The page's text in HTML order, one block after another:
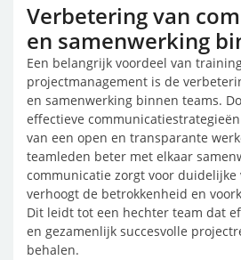
Verbetering van
en samenwerking
Een belangrijk voordeel van
projectmanagement is de
en samenwerking binnen teams.
effectieve
van een open en transparante
teamleden beter met elkaar
communicatie zorgt voor duidelijke
verhoogt de betrokkenheid en
Dit leidt tot een hechter team dat
en gezamenlijk succesvolle
behalen.